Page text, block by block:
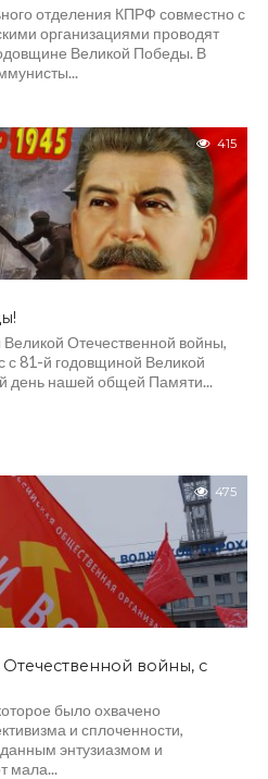
отделения КПРФ совместно с
организациями проводят
Великой Победы. В
415
Отечественной войны,
81-й годовщиной Великой
день нашей общей Памяти...
475
войны, с
было охвачено
и сплоченности,
энтузиазмом и
мала...